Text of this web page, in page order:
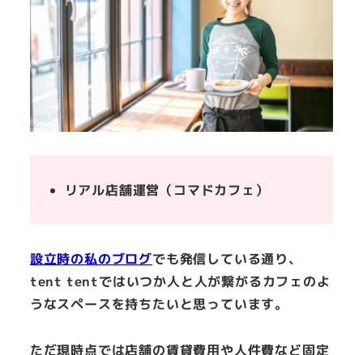
リアル店舗運営（コマドカフェ）
設立時の私のブログでも発信している通り、
tent tentではいつか人と人が繋がるカフェのよ
うなスペースを持ちたいと思っています。
ただ現時点では店舗の賃貸費用や人件費など固定